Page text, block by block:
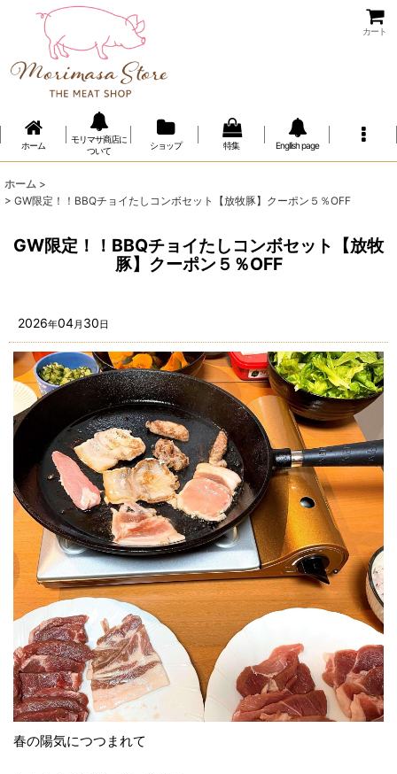
カート
ホーム
モリマサ商店に
ついて
ショップ 特集 Engllish page
ホーム >
> GW限定！！BBQチョイたしコンボセット【放牧豚】クーポン５％OFF
GW限定！！BBQチョイたしコンボセット【放牧
豚】クーポン５％OFF
2026年04月 30日
春の陽気につつまれて